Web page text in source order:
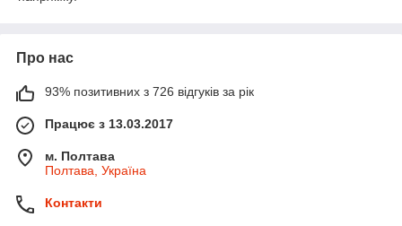
Про нас
93% позитивних з 726 відгуків за рік
Працює з 13.03.2017
м. Полтава
Полтава, Україна
Контакти